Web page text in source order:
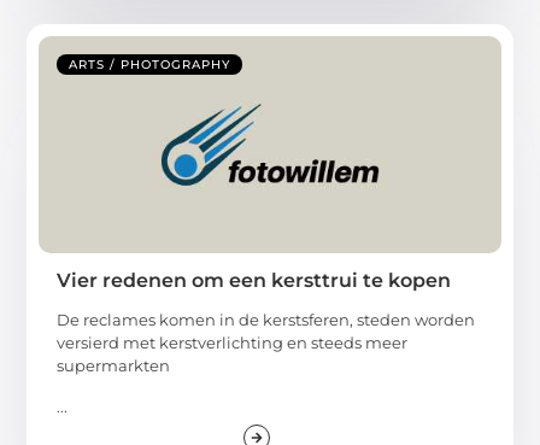
ARTS / PHOTOGRAPHY
Vier redenen om een kersttrui te kopen
De reclames komen in de kerstsferen, steden worden
versierd met kerstverlichting en steeds meer
supermarkten
...